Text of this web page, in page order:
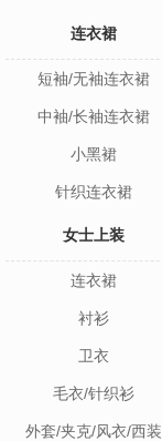
连衣裙
短袖/无袖连衣裙
中袖/长袖连衣裙
小黑裙
针织连衣裙
女士上装
连衣裙
衬衫
卫衣
毛衣/针织衫
外套/夹克/风衣/西装